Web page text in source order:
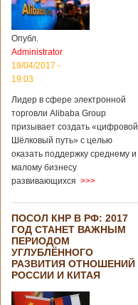
Опубл.
Administrator
19/04/2017 -
19:03
Лидер в сфере электронной
торговли Alibaba Group
призывает создать «цифровой
Шёлковый путь» с целью
оказать поддержку среднему и
малому бизнесу
развивающихся >>>
ПОСОЛ КНР В РФ: 2017
ГОД СТАНЕТ ВАЖНЫМ
ПЕРИОДОМ
УГЛУБЛЁННОГО
РАЗВИТИЯ ОТНОШЕНИЙ
РОССИИ И КИТАЯ